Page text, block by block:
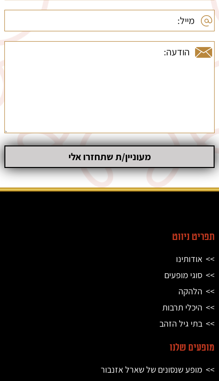
תפריט ניווט
אודותינו
סוגי מופעים
הלהקה
היכלי תרבות
בתי גיל הזהב
מופעים שלנו
מופע שנסונים של שארל אזנבור